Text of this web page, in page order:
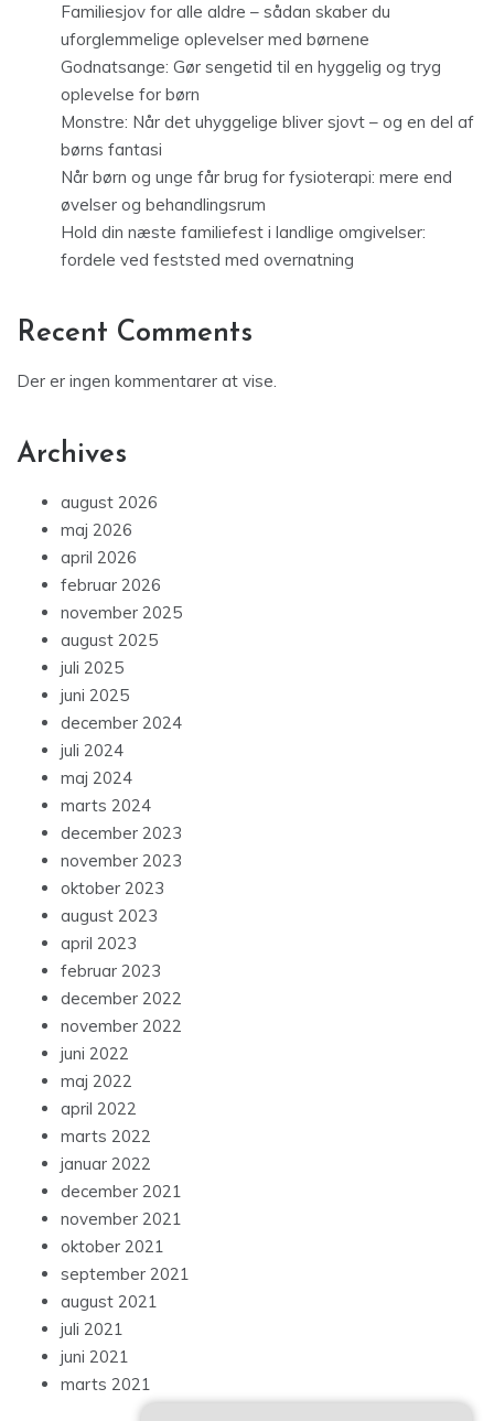
Familiesjov for alle aldre – sådan skaber du
uforglemmelige oplevelser med børnene
Godnatsange: Gør sengetid til en hyggelig og tryg
oplevelse for børn
Monstre: Når det uhyggelige bliver sjovt – og en del af
børns fantasi
Når børn og unge får brug for fysioterapi: mere end
øvelser og behandlingsrum
Hold din næste familiefest i landlige omgivelser:
fordele ved feststed med overnatning
Recent Comments
Der er ingen kommentarer at vise.
Archives
august 2026
maj 2026
april 2026
februar 2026
november 2025
august 2025
juli 2025
juni 2025
december 2024
juli 2024
maj 2024
marts 2024
december 2023
november 2023
oktober 2023
august 2023
april 2023
februar 2023
december 2022
november 2022
juni 2022
maj 2022
april 2022
marts 2022
januar 2022
december 2021
november 2021
oktober 2021
september 2021
august 2021
juli 2021
juni 2021
marts 2021